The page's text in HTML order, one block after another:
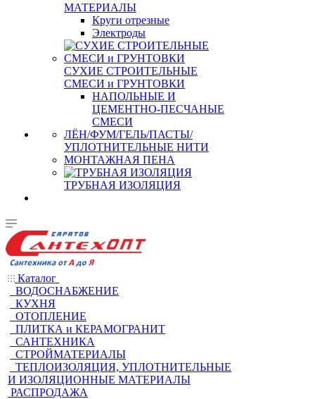
МАТЕРИАЛЫ
Круги отрезные
Электроды
СУХИЕ СТРОИТЕЛЬНЫЕ
СМЕСИ и ГРУНТОВКИ
НАПОЛЬНЫЕ И
ЦЕМЕНТНО-ПЕСЧАНЫЕ
СМЕСИ
ЛЁН/ФУМ/ГЕЛЬ/ПАСТЫ/
УПЛОТНИТЕЛЬНЫЕ НИТИ
МОНТАЖНАЯ ПЕНА
ТРУБНАЯ ИЗОЛЯЦИЯ
Каталог
ВОДОСНАБЖЕНИЕ
КУХНЯ
ОТОПЛЕНИЕ
ПЛИТКА и КЕРАМОГРАНИТ
САНТЕХНИКА
СТРОЙМАТЕРИАЛЫ
ТЕПЛОИЗОЛЯЦИЯ, УПЛОТНИТЕЛЬНЫЕ
И ИЗОЛЯЦИОННЫЕ МАТЕРИАЛЫ
РАСПРОДАЖА